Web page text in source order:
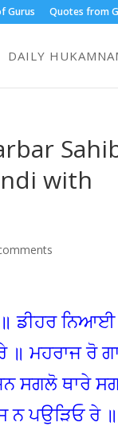
Gurus Quotes from
DAILY
with
॥ ਡੀਹਰ ਨਿਆਈ
॥ ਮਹਰਾਜ ਰੋ
ਸਗਲੋ ਥਾਰੇ
ਨ ਪਉੜਿਓ ਰੇ